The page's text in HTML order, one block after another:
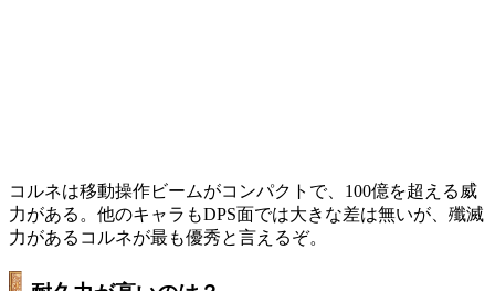
コルネは移動操作ビームがコンパクトで、100億を超える威
力がある。他のキャラもDPS面では大きな差は無いが、殲滅
力があるコルネが最も優秀と言えるぞ。